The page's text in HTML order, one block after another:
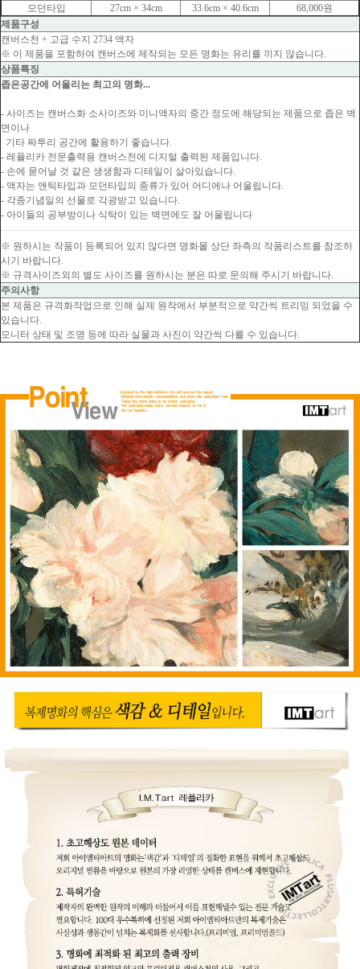
모던타입
27cm × 34cm 33.6cm × 40.6cm
68,000원
제품구성
캔버스천 + 고급 수지 2734 액자
※ 이 제품을 포함하여 캔버스에 제작되는 모든 명화는 유리를 끼지 않습니다.
상품특징
좁은공간에 어울리는 최고의 명화...
- 사이즈는 캔버스화 소사이즈와 미니액자의 중간 정도에 해당되는 제품으로 좁은 벽
면이나
기타 짜투리 공간에 활용하기 좋습니다.
- 레플리카 전문출력용 캔버스천에 디지털 출력된 제품입니다.
- 손에 묻어날 것 같은 생생함과 디테일이 살아있습니다.
- 액자는 앤틱타입과 모던타입의 종류가 있어 어디에나 어울립니다.
- 각종기념일의 선물로 각광받고 있습니다.
- 아이들의 공부방이나 식탁이 있는 벽면에도 잘 어울립니다
※ 원하시는 작품이 등록되어 있지 않다면 명화몰 상단 좌측의 작품리스트를 참조하
시기 바랍니다.
※ 규격사이즈외의 별도 사이즈를 원하시는 분은 따로 문의해 주시기 바랍니다.
주의사항
본 제품은 규격화작업으로 인해 실제 원작에서 부분적으로 약간씩 트리밍 되었을 수
있습니다.
모니터 상태 및 조명 등에 따라 실물과 사진이 약간씩 다를 수 있습니다.